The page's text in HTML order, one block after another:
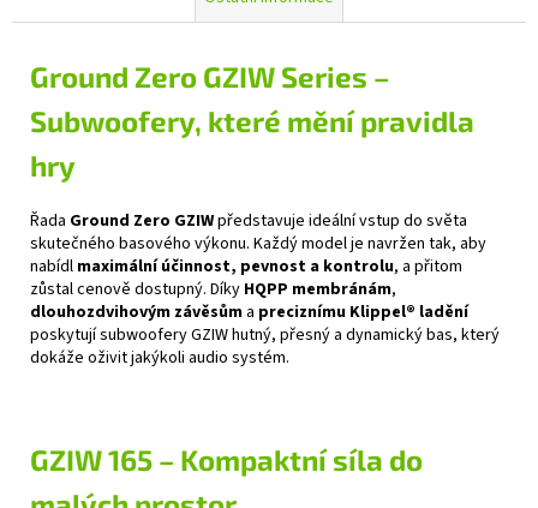
Ground Zero GZIW Series –
Subwoofery, které mění pravidla
hry
Řada Ground Zero GZIWpředstavuje ideální vstup do světa
skutečného basového výkonu. Každý model je navržen tak, aby
nabídl maximální účinnost, pevnost a kontrolu, a přitom
zůstal cenově dostupný. Díky HQPP membránám,
dlouhozdvihovým závěsům a preciznímu Klippel® ladění
poskytují subwoofery GZIW hutný, přesný a dynamický bas, který
dokáže oživit jakýkoli audio systém.
GZIW 165 – Kompaktní síla do